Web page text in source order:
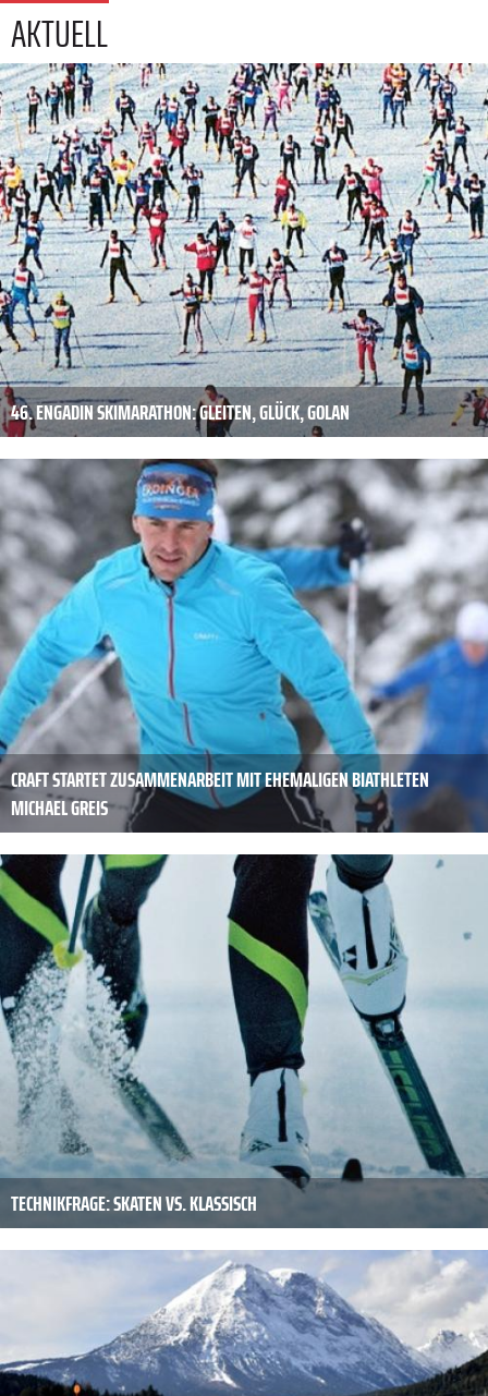
AKTUELL
46. ENGADIN SKIMARATHON: GLEITEN, GLÜCK, GOLAN
CRAFT STARTET ZUSAMMENARBEIT MIT EHEMALIGEN BIATHLETEN
MICHAEL GREIS
TECHNIKFRAGE: SKATEN VS. KLASSISCH